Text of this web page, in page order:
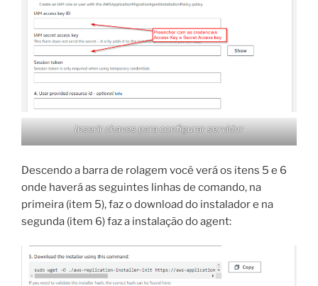
Inserir chaves para configurar servidor
Descendo a barra de rolagem você verá os itens 5 e 6
onde haverá as seguintes linhas de comando, na
primeira (item 5), faz o download do instalador e na
segunda (item 6) faz a instalação do agent: